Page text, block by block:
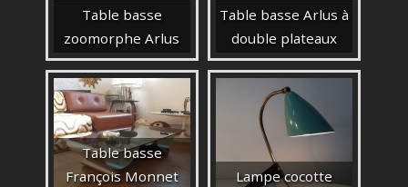
Table basse
zoomorphe Arlus
Table basse Arlus à
double plateaux
Table basse
François Monnet
Lampe cocotte